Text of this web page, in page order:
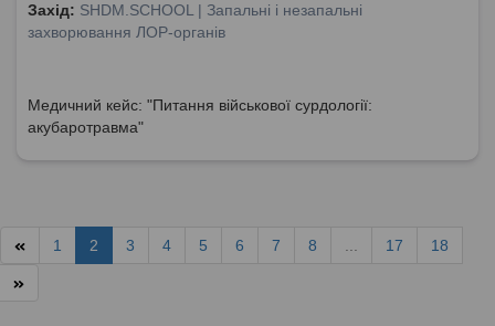
Захід: SHDM.SCHOOL | Запальні і незапальні
захворювання ЛОР-органів
Медичний кейс: "Питання військової сурдології:
акубаротравма"
1 2 3 4 5 6 7 8 ... 17 18